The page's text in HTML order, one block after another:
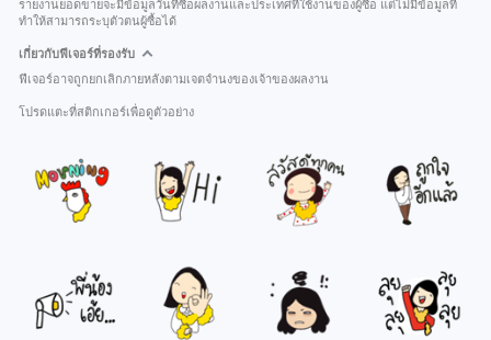
รายงานยอดขายจะมีข้อมูลวันที่ซื้อผลงานและประเทศที่ใช้งานของผู้ซื้อ แต่ไม่มีข้อมูลที่
ทำให้สามารถระบุตัวตนผู้ซื้อได้
เกี่ยวกับฟีเจอร์ที่รองรับ
ฟีเจอร์อาจถูกยกเลิกภายหลังตามเจตจำนงของเจ้าของผลงาน
โปรดแตะที่สติกเกอร์เพื่อดูตัวอย่าง